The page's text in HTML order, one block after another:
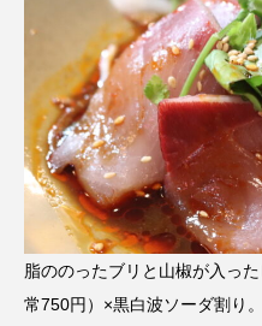
脂ののったブリと山椒が入っ
常750円）×黒白波ソーダ割り。